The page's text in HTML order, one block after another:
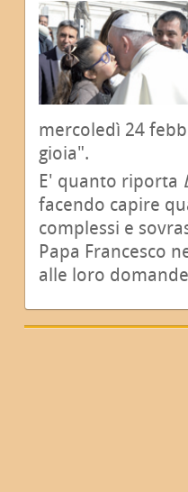
mercoledì 24
gioia".
E' quanto riporta
facendo capire
complessi e
Papa Francesco
alle loro